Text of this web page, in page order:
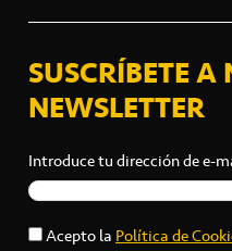
SUSCRÍBETE A
NEWSLETTER
Introduce tu dirección de e-
Acepto laPolítica de